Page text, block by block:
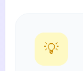
💡